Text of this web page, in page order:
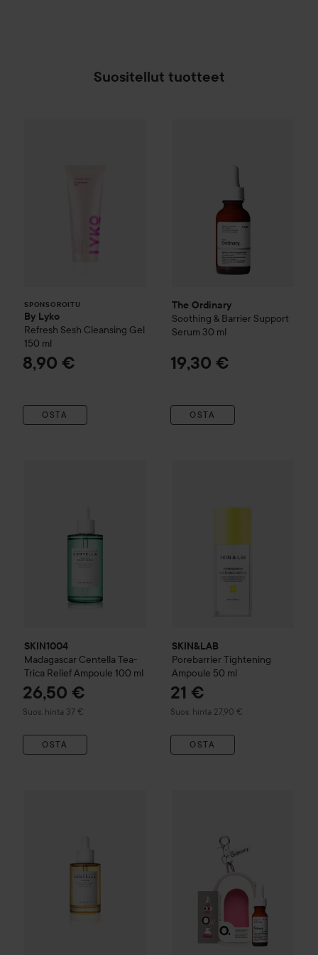
Suositellut tuotteet
SPONSOROITU
By Lyko
Refresh Sesh Cleansing Gel
150 ml
8,90 €
OSTA
The Ordinary
Soothing & Barrier Support
Serum 30 ml
19,30 €
OSTA
SKIN1004
Madagascar Centella Tea-
Trica Relief Ampoule 100 ml
26,50 €
Suos. hinta 37 €
Suositeltu hinta 37 €
OSTA
SKIN&LAB
Porebarrier Tightening
Ampoule 50 ml
21 €
Suos. hinta 27,90 €
Suositeltu hinta 27,90 €
OSTA